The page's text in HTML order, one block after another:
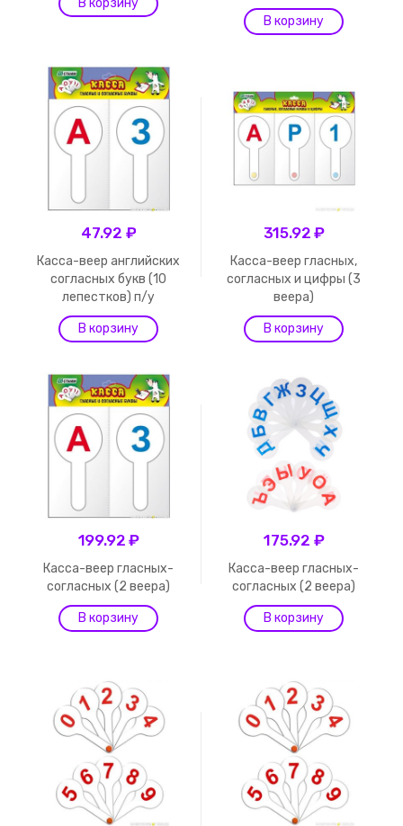
47.92 ₽
Касса-веер английских
согласных букв (10
лепестков) п/у
315.92 ₽
Касса-веер гласных,
согласных и цифры (3
веера)
199.92 ₽
Касса-веер гласных-
согласных (2 веера)
175.92 ₽
Касса-веер гласных-
согласных (2 веера)